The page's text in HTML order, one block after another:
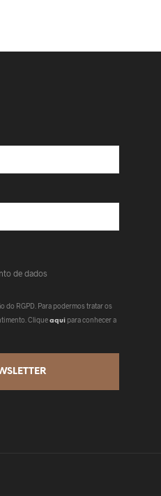
de dados
do RGPD. Para podermos tratar os
Cliqueaqui para conhecer a